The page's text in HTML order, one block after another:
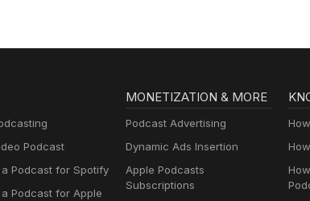
Podcast
Podcast for Spotify
Podcast for Apple
MONETIZATION & MORE
Podcast Advertising
Dynamic Ads Insertion
Apple Podcasts
Subscriptions